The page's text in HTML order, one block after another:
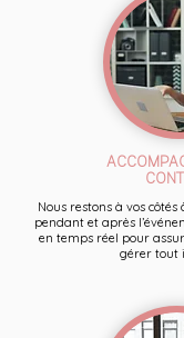
Nous restons à vos
pendant et après
en temps réel pour
gérer tout